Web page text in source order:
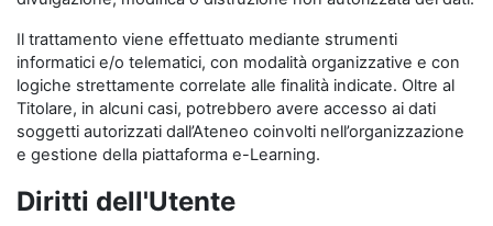
Il trattamento viene effettuato mediante strumenti
informatici e/o telematici, con modalità organizzative e con
logiche strettamente correlate alle finalità indicate. Oltre al
Titolare, in alcuni casi, potrebbero avere accesso ai dati
soggetti autorizzati dall’Ateneo coinvolti nell’organizzazione
e gestione della piattaforma e-Learning.
Diritti dell'Utente